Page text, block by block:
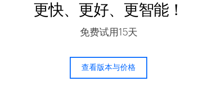
更快、更好、更智能！
免费试用15天
查看版本与价格